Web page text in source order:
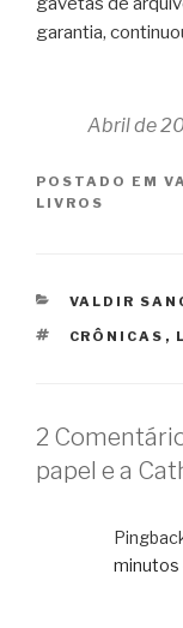
garantia,
Abril de
POSTADO EM
LIVROS
VALDIR
TAGS
CRÔNICAS ,
2
papel e a
minutos